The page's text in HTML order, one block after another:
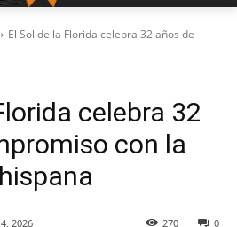
El Sol de la Florida celebra 32 años de
celebra 32
con la
2026 0
270